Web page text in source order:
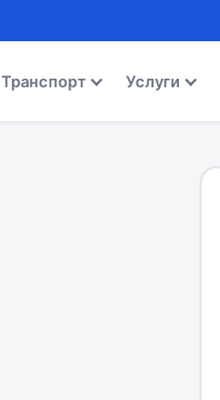
Транспорт Услуги